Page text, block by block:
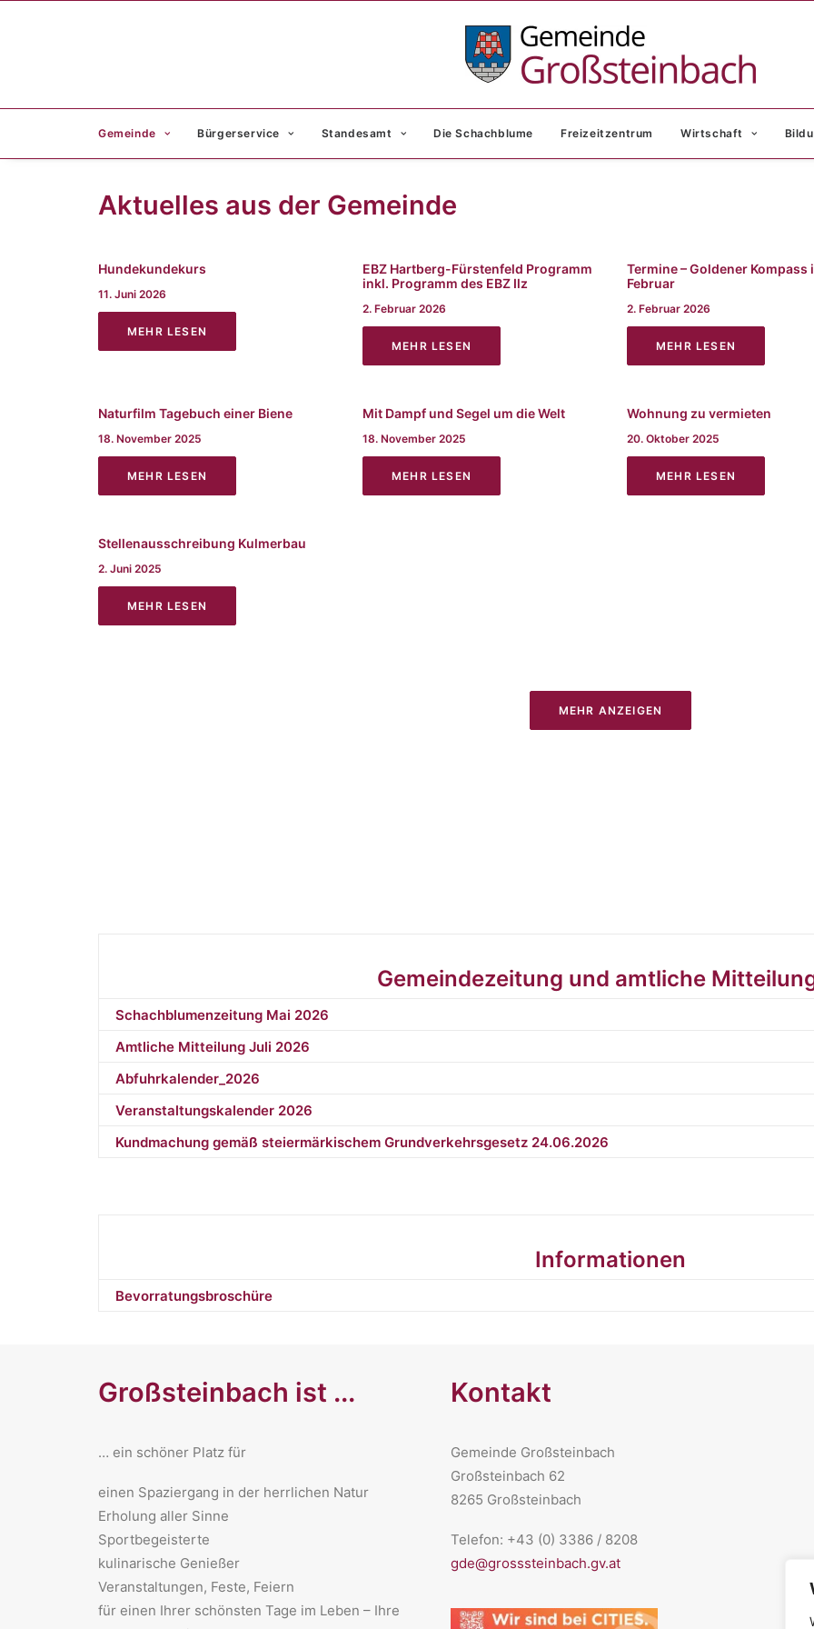
Gemeinde Bürgerservice Standesamt Die Schachblume Freizeitzentrum Wirtschaft
Aktuelles aus der Gemeinde
Hundekundekurs
11. Juni 2026
MEHR LESEN
EBZ Hartberg-Fürstenfeld Programm
inkl. Programm des EBZ Ilz
2. Februar 2026
MEHR LESEN
Termine – Goldener Kompass
Februar
2. Februar 2026
MEHR LESEN
Naturfilm Tagebuch einer Biene
18. November 2025
MEHR LESEN
Mit Dampf und Segel um die Welt
18. November 2025
MEHR LESEN
Wohnung zu vermieten
20. Oktober 2025
MEHR LESEN
Stellenausschreibung Kulmerbau
2. Juni 2025
MEHR LESEN
MEHR ANZEIGEN
Gemeindezeitung und amtliche
Schachblumenzeitung Mai 2026
Amtliche Mitteilung Juli 2026
Abfuhrkalender_2026
Veranstaltungskalender 2026
Kundmachung gemäß steiermärkischem Grundverkehrsgesetz 24.06.2026
Informationen
Bevorratungsbroschüre
Großsteinbach ist ...
… ein schöner Platz für
​einen Spaziergang in der herrlichen Natur
Erholung aller Sinne
Sportbegeisterte
kulinarische Genießer
Veranstaltungen, Feste, Feiern
für einen Ihrer schönsten Tage im Leben – Ihre
Kontakt
Gemeinde Großsteinbach
Großsteinbach 62
8265 Großsteinbach
Telefon: +43 (0) 3386 / 8208
gde@grosssteinbach.gv.at